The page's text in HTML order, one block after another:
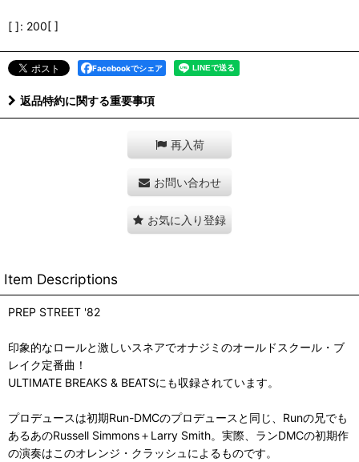
[ ]: 200[ ]
Facebookでシェア
返品特約に関する重要事項
再入荷
お問い合わせ
お気に入り登録
Item Descriptions
PREP STREET '82
印象的なロールと激しいスネアでオナジミのオールドスクール・ブ
レイク定番曲！
ULTIMATE BREAKS & BEATSにも収録されています。
プロデュースは初期Run-DMCのプロデュースと同じ、Runの兄でも
あるあのRussell Simmons＋Larry Smith。実際、ランDMCの初期作
の演奏はこのオレンジ・クラッシュによるものです。